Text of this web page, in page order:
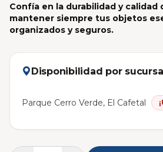
Confía en la durabilidad y calidad
mantener siempre tus objetos
organizados y seguros.
Disponibilidad por
Parque Cerro Verde, El Cafetal